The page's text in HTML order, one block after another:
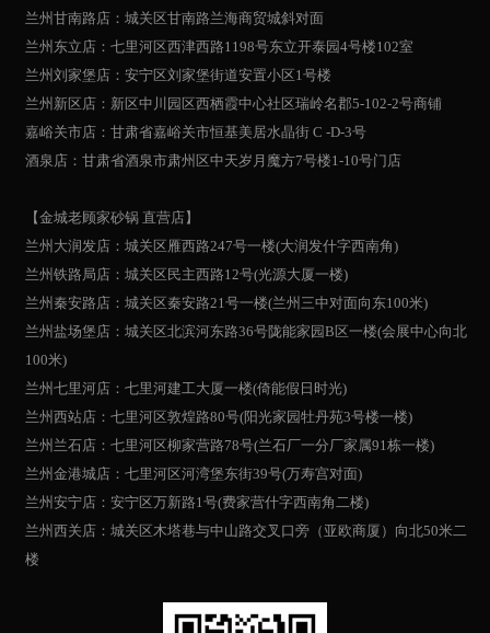
兰州甘南路店：城关区甘南路兰海商贸城斜对面
兰州东立店：七里河区西津西路1198号东立开泰园4号楼102室
兰州刘家堡店：安宁区刘家堡街道安置小区1号楼
兰州新区店：新区中川园区西栖霞中心社区瑞岭名郡5-102-2号商铺
嘉峪关市店：甘肃省嘉峪关市恒基美居水晶街 C -D-3号
酒泉店：甘肃省酒泉市肃州区中天岁月魔方7号楼1-10号门店
【金城老顾家砂锅 直营店】
兰州大润发店：城关区雁西路247号一楼(大润发什字西南角)
兰州铁路局店：城关区民主西路12号(光源大厦一楼)
兰州秦安路店：城关区秦安路21号一楼(兰州三中对面向东100米)
兰州盐场堡店：城关区北滨河东路36号陇能家园B区一楼(会展中心向北
100米)
兰州七里河店：七里河建工大厦一楼(倚能假日时光)
兰州西站店：七里河区敦煌路80号(阳光家园牡丹苑3号楼一楼)
兰州兰石店：七里河区柳家营路78号(兰石厂一分厂家属91栋一楼)
兰州金港城店：七里河区河湾堡东街39号(万寿宫对面)
兰州安宁店：安宁区万新路1号(费家营什字西南角二楼)
兰州西关店：城关区木塔巷与中山路交叉口旁（亚欧商厦）向北50米二
楼